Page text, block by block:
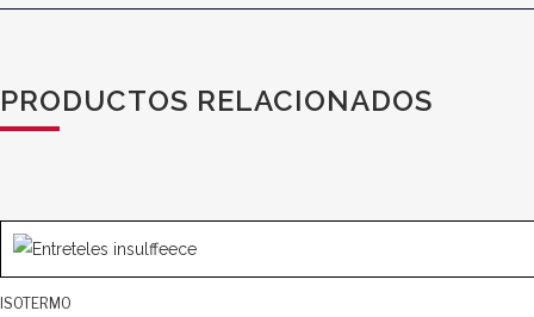
PRODUCTOS RELACIONADOS
ISOTERMO